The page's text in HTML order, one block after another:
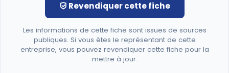
Revendiquer cette fiche
Les informations de cette fiche sont issues de sources
publiques. Si vous êtes le représentant de cette
entreprise, vous pouvez revendiquer cette fiche pour la
mettre à jour.